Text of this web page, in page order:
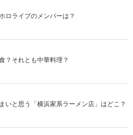
ロライブのメンバーは？
？それとも中華料理？
いと思う「横浜家系ラーメン店」はどこ？